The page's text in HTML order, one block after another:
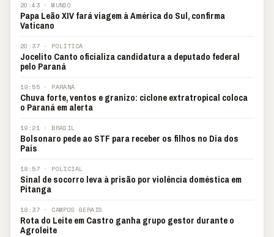
20:43 ·MUNDO
Papa Leão XIV fará viagem à América do Sul, confirma
Vaticano
20:37 · POLÍTICA
Jocelito Canto oficializa candidatura a deputado federal
pelo Paraná
19:55 · PARANÁ
Chuva forte, ventos e granizo: ciclone extratropical coloca
o Paraná em alerta
19:21 ·BRASIL
Bolsonaro pede ao STF para receber os filhos no Dia dos
Pais
18:57 · POLICIAL
Sinal de socorro leva à prisão por violência doméstica em
Pitanga
18:37 · CAMPOS GERAIS
Rota do Leite em Castro ganha grupo gestor durante o
Agroleite